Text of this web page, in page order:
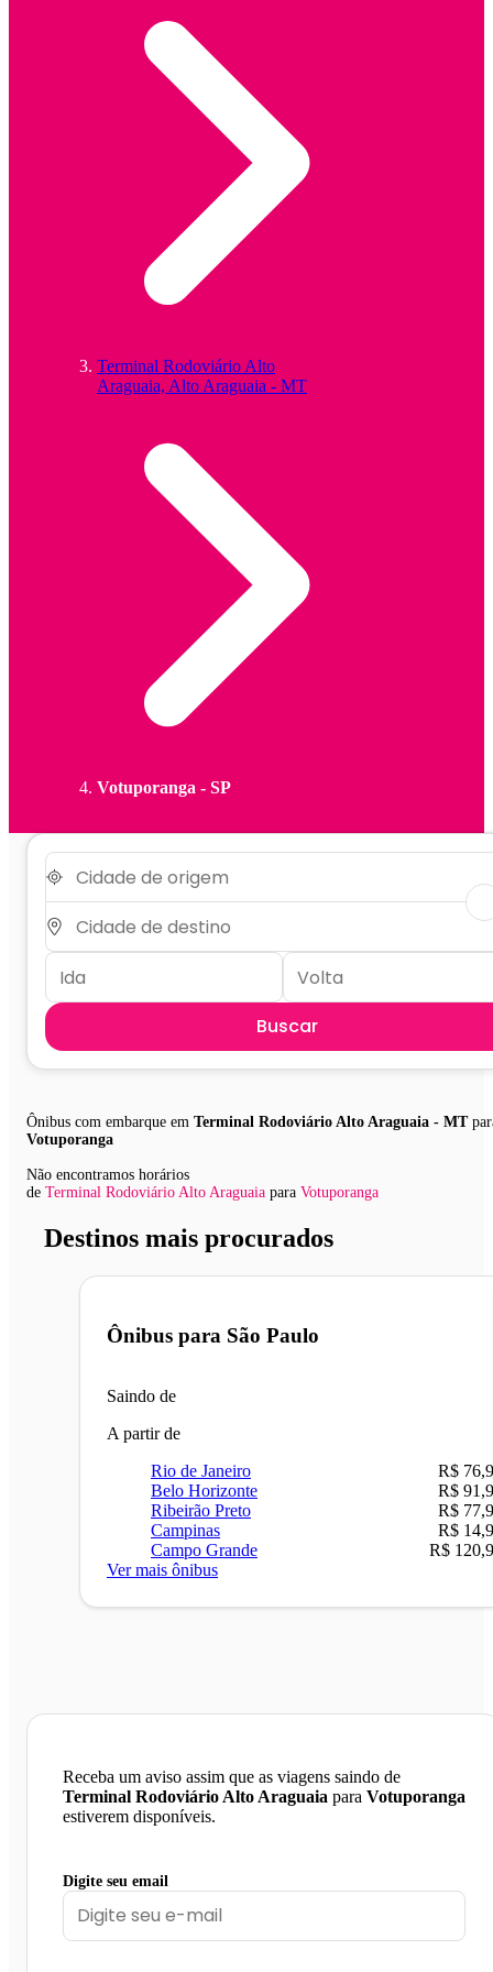
Terminal Rodoviário Alto
Araguaia, Alto Araguaia - MT
Votuporanga - SP
Buscar
Ônibus com embarque em Terminal Rodoviário Alto Araguaia - MT
Votuporanga
Não encontramos horários
de Terminal Rodoviário Alto Araguaia para Votuporanga
Destinos mais procurados
Ônibus para São Paulo
Saindo de
A partir de
Rio de Janeiro
R$
Belo Horizonte
R$
Ribeirão Preto
R$
Campinas
R$
Campo Grande
R$
Ver mais ônibus
Receba um aviso assim que as viagens saindo de
Terminal Rodoviário Alto Araguaia para Votuporanga
estiverem disponíveis.
Digite seu email